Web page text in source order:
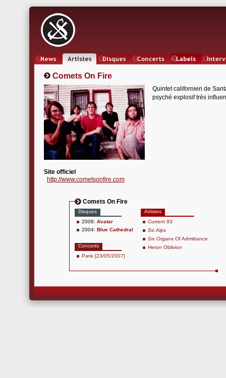
Comets On Fire
Quintet californien de
psyché explosif très
Site officiel
http://www.cometsonfire.com
Comets On Fire
Disques
2006: Avatar
2004: Blue Cathedral
Concerts
Paris [23/05/2007]
Artistes
Current 93
Sic Alps
Six Organs Of Admittance
Heron Oblivion